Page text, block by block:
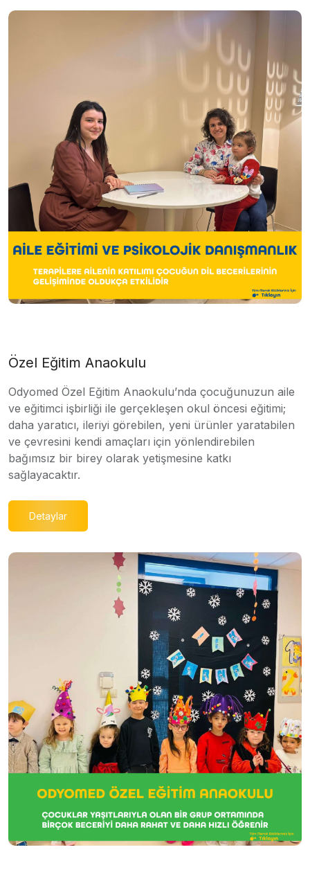
Özel Eğitim Anaokulu
Odyomed Özel Eğitim Anaokulu’nda çocuğunuzun aile
ve eğitimci işbirliği ile gerçekleşen okul öncesi eğitimi;
daha yaratıcı, ileriyi görebilen, yeni ürünler yaratabilen
ve çevresini kendi amaçları için yönlendirebilen
bağımsız bir birey olarak yetişmesine katkı
sağlayacaktır.
Detaylar